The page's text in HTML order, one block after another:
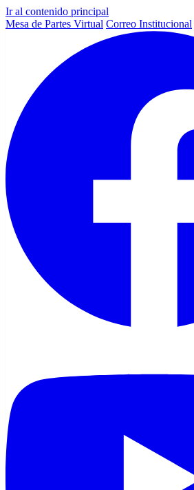
Ir al contenido principal
Mesa de Partes Virtual Correo Institucional